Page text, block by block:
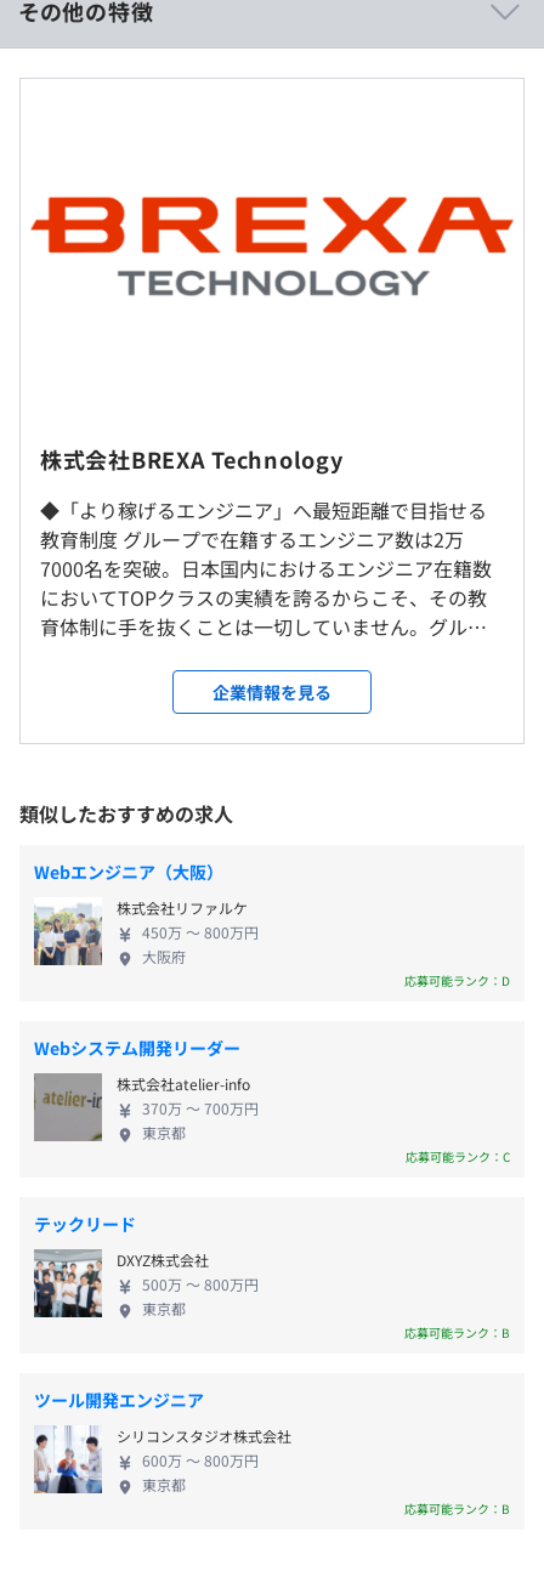
など最先端の技術も導入しており、活躍のフィールドも幅
成長率も業界トップクラス！会社とともに成長していくこ
■要素技術（要素業務知識）
・Python（フレームワーク：Flask）、AWS各種サービス
知識、HTML5、
・既存の分散している機能の掌握、キャリアシステム情報
システム側との折衝
■身につくスキル
・要件定義、機能定義など上流工程のスキル
【事例2】
大手通信キャリア行動予測アプリケーションの実証実験
■要素技術（要素業務知識）
・開発：iOS（Swift)、PHP（サーバサイド）、AI、デー
CloudFront、RDS、DynamoDB、Cognito)
■身につくスキル
・通常開発スキル（Swift、PHP）に加え、AI（機械学
習、データサイエンス）の経験、実績、知識の蓄積
の習得、技術調査能力の向上
【事例3】
■概要
大手建設業向け、AIOCRを利用した契約書の分類分け実証
■要素技術（要素業務知識）
Python、マシンラーニング、データサイエンス
自社開発センター、もしくは 大阪・兵庫県内のクライア
ント先が中心です。（その他、 京都・滋賀・奈良など
も）
※勤務地は、ご自宅からの通いやすさを考慮し決定いたし
ます。
※エリアをまたぐような異動・転勤はございません。
大阪府大阪市北区南森町1-2-25 南森町isビル2F
＜神戸支店/神戸システム課＞
神戸市中央区加納町4-2-1 神戸三宮阪急ビル9F※アクセ
＜雇入時＞
イアント先
＜変更範囲＞
会社の定める場所（テレワークを行う場所を含む）
受動喫煙防止措置に関する事項
従業員に対する受動喫煙対策：あり
対策内容：屋内禁煙
大阪支店：大阪駅より徒歩4分
※給与は、経験・スキルにより決定いたします。
1000万円／41歳（月給83万円）
600万円／30歳（月給43万円）
450万円／27歳（月給30万円）
9：00～18：00
※配属先により異なります。
休憩時間：休憩1時間
平均残業時間：月平均10.67h
・GW休暇
・年末年始休暇
・有給休暇（初年度10日）*取得率80％
・慶弔休暇
・出産休暇
・介護休暇
※配属先により異なります。
*2024年12月時点
・交通費全額支給
・残業代（1分単位で支給）
・確定拠出年金制度
・出張手当
・家族手当（配偶者：月1万3000円、子1人につき6000円
・転居費用負担
・赴任手当＊月5万円
・借上げ寮あり（単身・家族）…初期費用、家賃一部会社
負担※入寮規定あり
その他の特徴
株式会社BREXA Technology
◆「より稼げるエンジニア」へ最短距離で目指せる
教育制度 グループで在籍するエンジニア数は2万
7000名を突破。日本国内におけるエンジニア在籍数
においてTOPクラスの実績を誇るからこそ、その教
育体制に手を抜くことは一切していません。グルー
ループ一丸でエンジニア教育に取り組んでおります。
直近では、ハイエンドなエンジニアを輩出するため
の教育制度に取り組んでおり、「より稼げるエンジ
豊富な案件で多様なキャリアを選択できる 「この技
術を極めたい」「常に新しい知識を吸収し続けた
い」「幅広い業界の現場を体験してみたい」エンジ
ニアとしてスキルを極めるにあたって、人それぞれ
想いがあるはず。当社では、業界トップクラスの大手
クライアントとのお付き合いから、豊富な案件であ
なたの希望を叶えるお手伝いが可能です。また、自ら
制度など会社一丸であなたの希望を叶える仕組み・
取り組みをおこなっております。 ◆腰を据えて安心
して働ける環境 安定した経営基盤をもとに、各種手
当や福利厚生、働きやすい環境づくりなどに積極的
に取り組んでいます。残業も月平均10.67hとオンオ
産休・育休取得率は99.2％で復帰するメンバーも多
数。男性の育休取得も進んでおります。
企業情報を見る
類似したおすすめの求人
Webエンジニア（大阪）
株式会社リファルケ
450万 〜 800万円
大阪府
応募可能ランク：D
Webシステム開発リーダー
株式会社atelier-info
370万 〜 700万円
東京都
応募可能ランク：C
テックリード
DXYZ株式会社
500万 〜 800万円
東京都
応募可能ランク：B
ツール開発エンジニア
シリコンスタジオ株式会社
600万 〜 800万円
東京都
応募可能ランク：B